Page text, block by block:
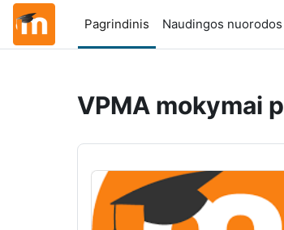
Pereiti į pagrindinį turinį
Pagrindinis
Naudingos nuorodos
VPMA mokymai